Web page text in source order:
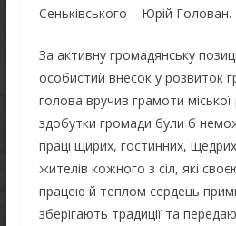
Сеньківського – Юрій Голован.
За активну громадянську
особистий внесок у розвиток
голова вручив грамоти міської
здобутки громади були б
праці щирих, гостинних,
жителів кожного з сіл, які
працею й теплом сердець
зберігають традиції та